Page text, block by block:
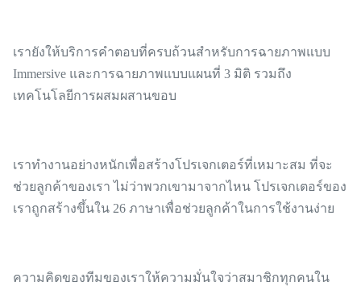
เรายังให้บริการคําตอบที่ครบถ้วนสําหรับการฉายภาพแบบ
Immersive และการฉายภาพแบบแผนที่ 3 มิติ รวมถึง
เทคโนโลยีการผสมผสานขอบ
เราทํางานอย่างหนักเพื่อสร้างโปรเจกเตอร์ที่เหมาะสม ที่จะ
ช่วยลูกค้าของเรา ไม่ว่าพวกเขามาจากไหน โปรเจกเตอร์ของ
เราถูกสร้างขึ้นใน 26 ภาษาเพื่อช่วยลูกค้าในการใช้งานง่าย
ความคิดของทีมของเราให้ความมั่นใจว่าสมาชิกทุกคนใน